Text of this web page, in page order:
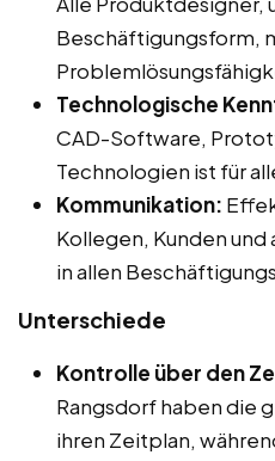
Beschäftigungsform,
Technologische
CAD-Software,
Technologien ist für
Kommunikation:
Kollegen, Kunden
in allen
Unterschiede
Kontrolle über den
Rangsdorf haben die
ihren Zeitplan,